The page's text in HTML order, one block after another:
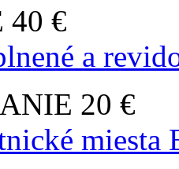
40 €
a
20 €
miesta